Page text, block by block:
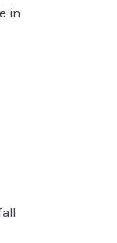
in